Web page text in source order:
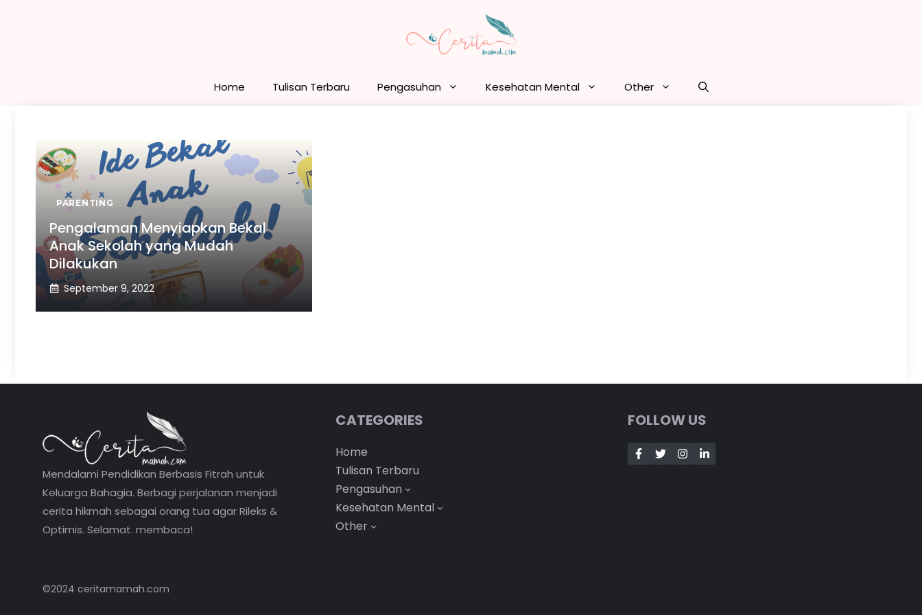
Home Tulisan Terbaru Pengasuhan Kesehatan Mental Other
PARENTING
Pengalaman Menyiapkan Bekal
Anak Sekolah yang Mudah
Dilakukan
September 9, 2022
Mendalami Pendidikan Berbasis Fitrah untuk
Keluarga Bahagia. Berbagi perjalanan menjadi
cerita hikmah sebagai orang tua agar Rileks &
Optimis. Selamat. membaca!
CATEGORIES
Home
Tulisan Terbaru
Pengasuhan
Kesehatan Mental
Other
FOLLOW US
©2024 ceritamamah.com